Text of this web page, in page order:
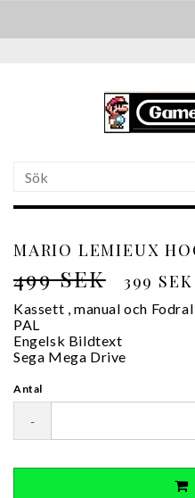
MARIO LEMIEUX
499 SEK 399 SEK
Kassett , manual och Fodral
PAL
Engelsk Bildtext
Sega Mega Drive
Antal
-